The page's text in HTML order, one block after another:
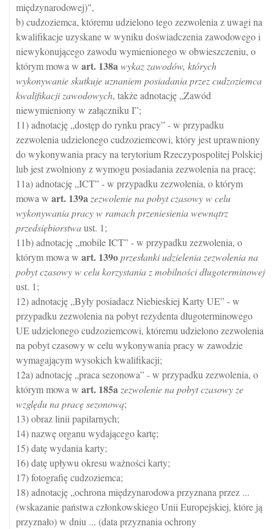
międzynarodowej)",
b) cudzoziemca, któremu udzielono tego zezwolenia z uwagi na
kwalifikacje uzyskane w wyniku doświadczenia zawodowego i
niewykonującego zawodu wymienionego w obwieszczeniu, o
którym mowa w art. 138awykaz zawodów, których
wykonywanie skutkuje uznaniem posiadania przez cudzoziemca
kwalifikacji zawodowych, także adnotację „Zawód
niewymieniony w załączniku I”;
11) adnotację „dostęp do rynku pracy” - w przypadku
zezwolenia udzielonego cudzoziemcowi, który jest uprawniony
do wykonywania pracy na terytorium Rzeczypospolitej Polskiej
lub jest zwolniony z wymogu posiadania zezwolenia na pracę;
11a) adnotację „ICT” - w przypadku zezwolenia, o którym
mowa w art. 139a zezwolenie na pobyt czasowy w celu
wykonywania pracy w ramach przeniesienia wewnątrz
przedsiębiorstwaust. 1;
11b) adnotację „mobile ICT” - w przypadku zezwolenia, o
którym mowa w art. 139oprzesłanki udzielenia zezwolenia na
pobyt czasowy w celu korzystania z mobilności długoterminowej
ust. 1;
12) adnotację „Były posiadacz Niebieskiej Karty UE” - w
przypadku zezwolenia na pobyt rezydenta długoterminowego
UE udzielonego cudzoziemcowi, któremu udzielono zezwolenia
na pobyt czasowy w celu wykonywania pracy w zawodzie
wymagającym wysokich kwalifikacji;
12a) adnotację „praca sezonowa” - w przypadku zezwolenia, o
którym mowa w art. 185a zezwolenie na pobyt czasowy ze
względu na pracę sezonową;
13) obraz linii papilarnych;
14) nazwę organu wydającego kartę;
15) datę wydania karty;
16) datę upływu okresu ważności karty;
17) fotografię cudzoziemca;
18) adnotację „ochrona międzynarodowa przyznana przez ...
(wskazanie państwa członkowskiego Unii Europejskiej, które ją
przyznało) w dniu ... (data przyznania ochrony